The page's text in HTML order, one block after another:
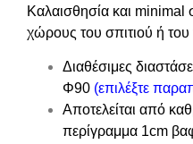
Καλαισθησία και minimal
χώρους του σπιτιού ή του
Διαθέσιμες
Φ90 (επιλέξτε
Αποτελείται από
περίγραμμα 1cm